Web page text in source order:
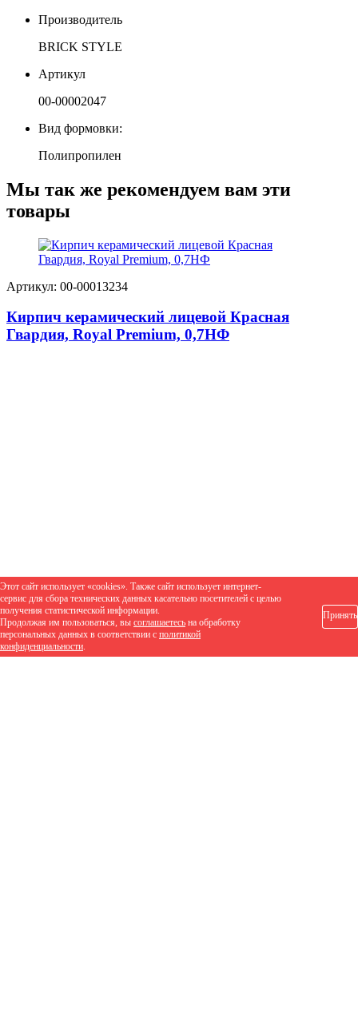
Производитель
BRICK STYLE
Артикул
00-00002047
Вид формовки:
Полипропилен
Мы так же рекомендуем вам эти
товары
Артикул: 00-00013234
Кирпич керамический лицевой Красная
Гвардия, Royal Premium, 0,7НФ
Этот сайт использует «cookies». Также сайт использует интернет-
сервис для сбора технических данных касательно посетителей с целью
получения статистической информации.
Продолжая им пользоваться, вы соглашаетесь на обработку
персональных данных в соответствии с политикой
конфиденциальности.
Принять